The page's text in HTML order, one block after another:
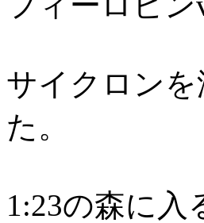
サイクロン
た。
1:23の森に入